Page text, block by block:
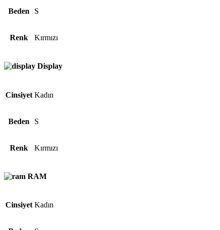
Beden S
Renk Kırmızı
Display
Cinsiyet Kadın
Beden S
Renk Kırmızı
RAM
Cinsiyet Kadın